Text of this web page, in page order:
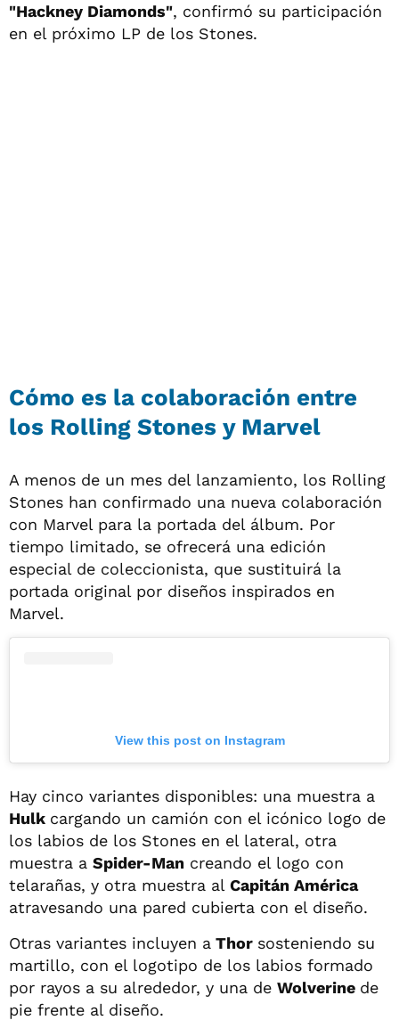
"Hackney Diamonds", confirmó su participación
en el próximo LP de los Stones.
Cómo es la colaboración entre
los Rolling Stones y Marvel
A menos de un mes del lanzamiento, los Rolling
Stones han confirmado una nueva colaboración
con Marvel para la portada del álbum. Por
tiempo limitado, se ofrecerá una edición
especial de coleccionista, que sustituirá la
portada original por diseños inspirados en
Marvel.
View this post on Instagram
Hay cinco variantes disponibles: una muestra a
Hulk cargando un camión con el icónico logo de
los labios de los Stones en el lateral, otra
muestra a Spider-Man creando el logo con
telarañas, y otra muestra al Capitán América
atravesando una pared cubierta con el diseño.
Otras variantes incluyen a Thor sosteniendo su
martillo, con el logotipo de los labios formado
por rayos a su alrededor, y una de Wolverine de
pie frente al diseño.